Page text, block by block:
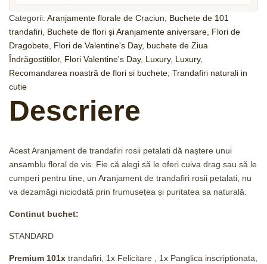
Categorii: Aranjamente florale de Craciun
Buchete de 101
trandafiri Buchete de flori și Aranjamente aniversare Flori de
Dragobete Flori de Valentine's Day, buchete de Ziua
Îndrăgostiților, Flori Valentine's Day, Luxury, Luxury,
Recomandarea noastră de flori si buchete Trandafiri naturali in
cutie
Descriere
Acest Aranjament de trandafiri rosii petalati dă naștere unui
ansamblu floral de vis. Fie că alegi să le oferi cuiva drag sau să le
cumperi pentru tine, un Aranjament de trandafiri rosii petalati, nu
va dezamăgi niciodată prin frumusețea și puritatea sa naturală.
Continut buchet:
STANDARD
Premium 101x trandafiri, 1x Felicitare , 1x Panglica inscriptionata,